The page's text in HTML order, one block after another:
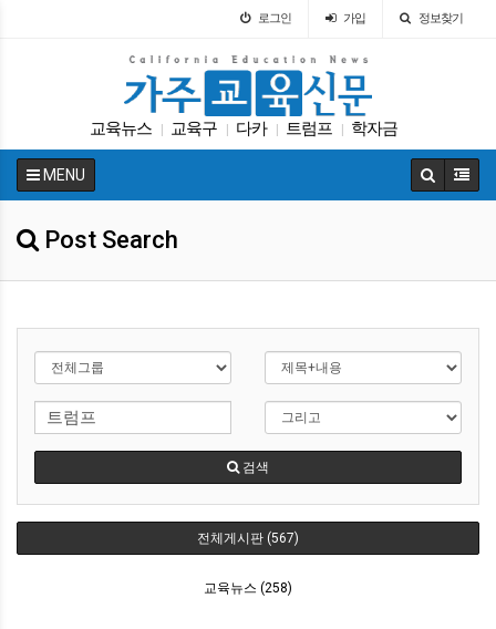
로그인 가입 정보찾기
교육뉴스 교육구 다카 트럼프 학자금
| 교육구 가주교육신문 교육정책 LA교육구
MENU
Post Search
검색
전체게시판 (567)
교육뉴스 (258)